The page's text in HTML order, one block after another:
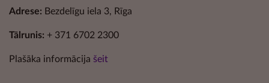
Adrese: Bezdelīgu iela 3, Rīga
Tālrunis: + 371 6702 2300
Plašāka informācija šeit